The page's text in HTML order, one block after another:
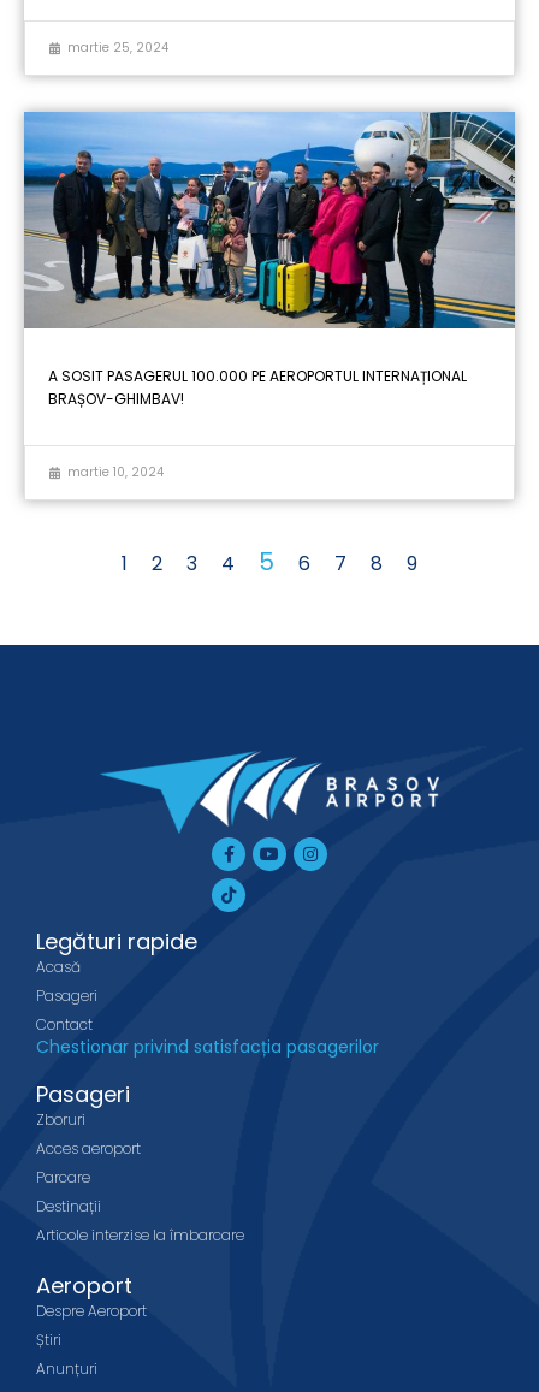
martie 25, 2024
A SOSIT PASAGERUL 100.000 PE AEROPORTUL INTERNAȚIONAL
BRAȘOV-GHIMBAV!
martie 10, 2024
1 2 3 4 5 6 7 8 9
Facebook-
f
YoutubeInstagram
Tiktok
Legături rapide
Acasă
Pasageri
Contact
Chestionar privind satisfacția pasagerilor
Pasageri
Zboruri
Acces aeroport
Parcare
Destinații
Articole interzise la îmbarcare
Aeroport
Despre Aeroport
Știri
Anunțuri